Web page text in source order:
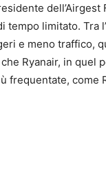
limitato. Tra
e meno traffico,
Ryanair, in quel
frequentate, come